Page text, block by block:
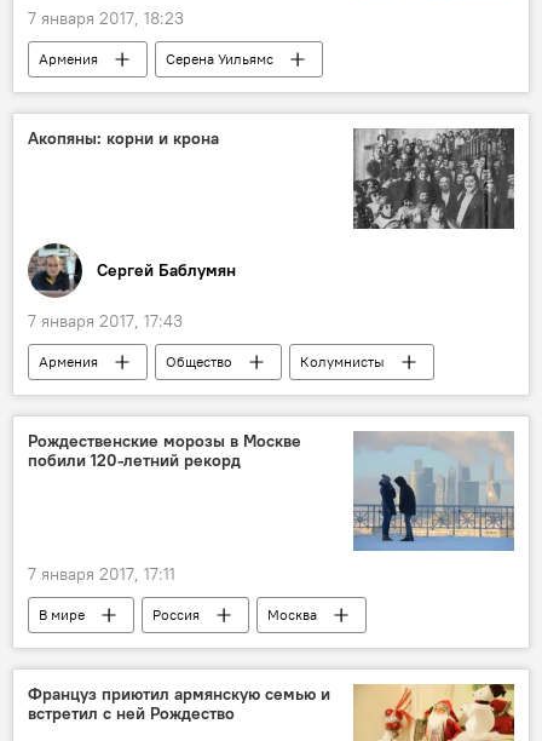
7 января 2017, 18:23
Армения
Серена Уильямс
Алексис Оганян
Акопяны: корни и крона
Сергей Баблумян
7 января 2017, 17:43
Армения Общество
Колумнисты
Прирост населения
Рождественские морозы в Москве
побили 120-летний рекорд
7 января 2017, 17:11
В мире Россия
Москва
рекордные морозы
погода
Француз приютил армянскую семью и
встретил с ней Рождество